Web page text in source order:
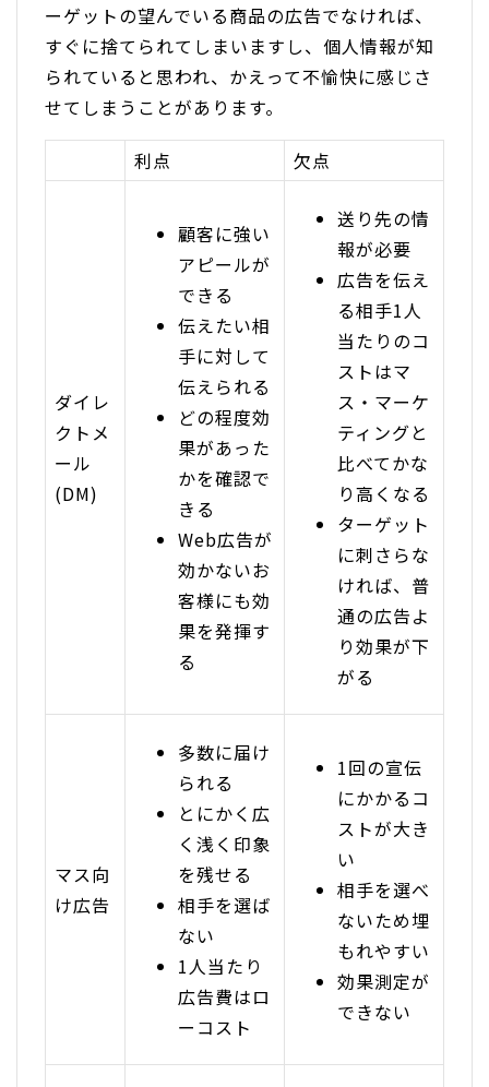
ーゲットの望んでいる商品の広告でなければ、
すぐに捨てられてしまいますし、個人情報が知
られていると思われ、かえって不愉快に感じさ
せてしまうことがあります。
利点 欠点
ダイレ
クトメ
ール
(DM)
顧客に強い
アピールが
できる
伝えたい相
手に対して
伝えられる
どの程度効
果があった
かを確認で
きる
Web広告が
効かないお
客様にも効
果を発揮す
る
送り先の情
報が必要
広告を伝え
る相手1人
当たりのコ
ストはマ
ス・マーケ
ティングと
比べてかな
り高くなる
ターゲット
に刺さらな
ければ、普
通の広告よ
り効果が下
がる
マス向
け広告
多数に届け
られる
とにかく広
く浅く印象
を残せる
相手を選ば
ない
1人当たり
広告費はロ
ーコスト
1回の宣伝
にかかるコ
ストが大き
い
相手を選べ
ないため埋
もれやすい
効果測定が
できない